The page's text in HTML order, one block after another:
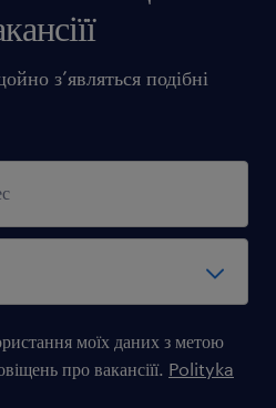
на кожному
працевлаштування
з’являться подібні
моїх даних з метою
про вакансіїї. Polityka